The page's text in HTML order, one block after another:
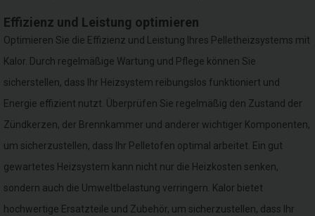
Effizienz und Leistung optimieren
Optimieren Sie die Effizienz und Leistung Ihres Pelletheizsystems mit
Kalor. Durch regelmäßige Wartung und Pflege können Sie
sicherstellen, dass Ihr Heizsystem reibungslos funktioniert und
Energie effizient nutzt. Überprüfen Sie regelmäßig den Zustand der
Zündkerzen, der Brennkammer und anderer wichtiger Komponenten,
um sicherzustellen, dass Ihr Pelletofen optimal arbeitet. Ein gut
gewartetes Heizsystem kann nicht nur die Heizkosten senken,
sondern auch die Umweltbelastung verringern. Kalor bietet
hochwertige Ersatzteile und Zubehör, um sicherzustellen, dass Ihr